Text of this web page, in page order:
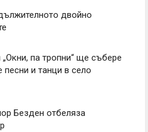
двойно
па тропни“ ще събере
песни и танци в село
Безден отбеляза